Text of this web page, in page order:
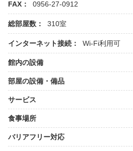
FAX： 0956-27-0912
総部屋数： 310室
インターネット接続： Wi-Fi利用可
館内の設備
部屋の設備・備品
サービス
食事場所
バリアフリー対応